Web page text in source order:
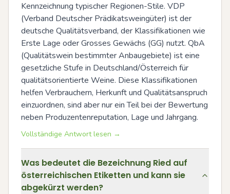
Kennzeichnung typischer Regionen-Stile. VDP
(Verband Deutscher Prädikatsweingüter) ist der
deutsche Qualitätsverband, der Klassifikationen wie
Erste Lage oder Grosses Gewächs (GG) nutzt. QbA
(Qualitätswein bestimmter Anbaugebiete) ist eine
gesetzliche Stufe in Deutschland/Österreich für
qualitätsorientierte Weine. Diese Klassifikationen
helfen Verbrauchern, Herkunft und Qualitätsanspruch
einzuordnen, sind aber nur ein Teil bei der Bewertung
neben Produzentenreputation, Lage und Jahrgang.
Vollständige Antwort lesen →
Was bedeutet die Bezeichnung Ried auf
österreichischen Etiketten und kann sie
abgekürzt werden?